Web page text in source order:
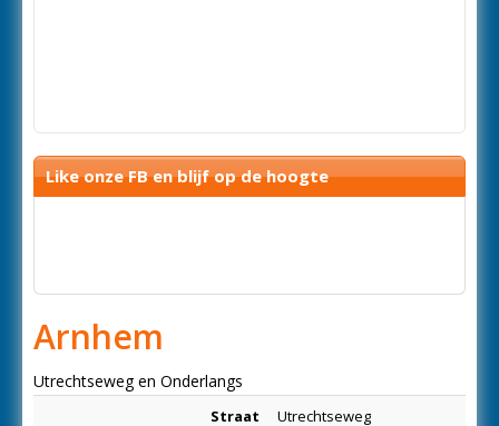
Like onze FB en blijf op de hoogte
Arnhem
Utrechtseweg en Onderlangs
Straat Utrechtseweg